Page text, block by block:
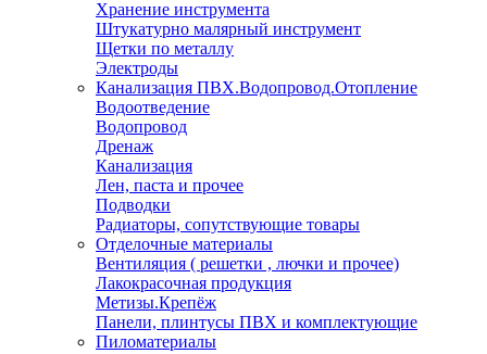
Хранение инструмента
Штукатурно малярный инструмент
Щетки по металлу
Электроды
Канализация ПВХ.Водопровод.Отопление
Водоотведение
Водопровод
Дренаж
Канализация
Лен, паста и прочее
Подводки
Радиаторы, сопутствующие товары
Отделочные материалы
Вентиляция ( решетки , лючки и прочее)
Лакокрасочная продукция
Метизы.Крепёж
Панели, плинтусы ПВХ и комплектующие
Пиломатериалы